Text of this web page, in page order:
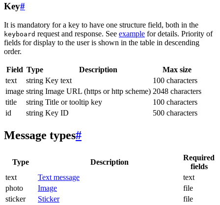
Key#
It is mandatory for a key to have one structure field, both in the
keyboard request and response. See example for details. Priority of
fields for display to the user is shown in the table in descending
order.
Field Type Description
Max size
text
string Key text
100 characters
image string Image URL (https or http scheme) 2048 characters
title
string Title or tooltip key
100 characters
id
string Key ID 500 characters
Message types#
Type Description
Required
fields
text
Text message
text
photo
Image
file
sticker
Sticker
file